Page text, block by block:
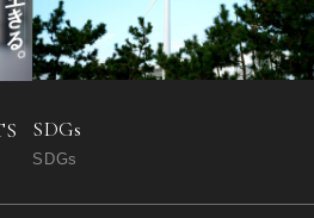
SDGs
SDGs